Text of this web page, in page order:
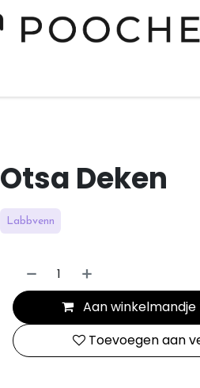
Otsa Deken
Labbvenn
Aan
Toevoegen aan